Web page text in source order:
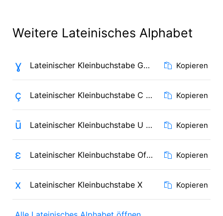
Weitere Lateinisches Alphabet
ɣ Lateinischer Kleinbuchstabe Gamma Kopieren
ç Lateinischer Kleinbuchstabe C mit Häkchen Kopieren
ū Lateinischer Kleinbuchstabe U mit Makron Kopieren
ɛ Lateinischer Kleinbuchstabe Offenes E Kopieren
x Lateinischer Kleinbuchstabe X Kopieren